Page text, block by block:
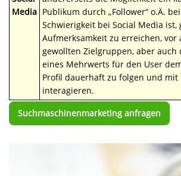
Media Publikum durch „Follower“ o.Ä.
Schwierigkeit bei Social Media ist,
Aufmerksamkeit zu erreichen, vor
gewollten Zielgruppen, aber auch
eines Mehrwerts für den User
Profil dauerhaft zu folgen und mit
interagieren.
Suchmaschinenmarketing anfragen